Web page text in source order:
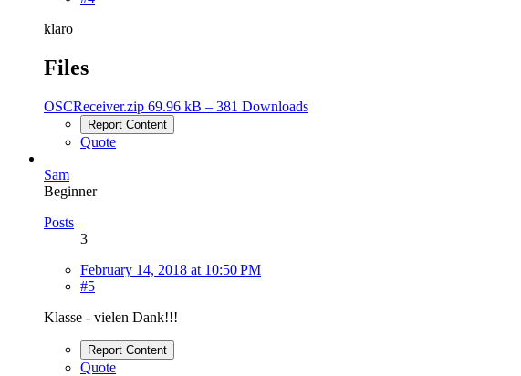
klaro
Files
OSCReceiver.zip 69.96 kB – 381 Downloads
Report Content
Quote
Sam
Beginner
Posts
3
February 14, 2018 at 10:50 PM
#5
Klasse - vielen Dank!!!
Report Content
Quote